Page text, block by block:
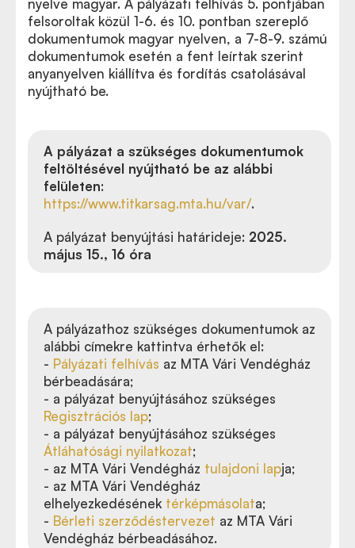
nyelve magyar. A pályázati felhívás 5. pontjában
felsoroltak közül 1-6. és 10. pontban szereplő
dokumentumok magyar nyelven, a 7-8-9. számú
dokumentumok esetén a fent leírtak szerint
anyanyelven kiállítva és fordítás csatolásával
nyújtható be.
A pályázat a szükséges dokumentumok
feltöltésével nyújtható be az alábbi
felületen:
https://www.titkarsag.mta.hu/var/.
A pályázat benyújtási határideje: 2025.
május 15., 16 óra
A pályázathoz szükséges dokumentumok az
alábbi címekre kattintva érhetők el:
- Pályázati felhívás az MTA Vári Vendégház
bérbeadására;
- a pályázat benyújtásához szükséges
Regisztrációs lap;
- a pályázat benyújtásához szükséges
Átláhatósági nyilatkozat;
- az MTA Vári Vendégház tulajdoni lapja;
- az MTA Vári Vendégház
elhelyezkedésének térképmásolata;
- Bérleti szerződéstervezet az MTA Vári
Vendégház bérbeadásához.